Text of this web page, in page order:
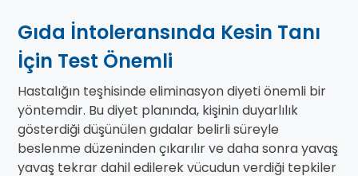
Gıda İntoleransında Kesin Tanı
İçin Test Önemli
Hastalığın teşhisinde eliminasyon diyeti önemli bir
yöntemdir. Bu diyet planında, kişinin duyarlılık
gösterdiği düşünülen gıdalar belirli süreyle
beslenme düzeninden çıkarılır ve daha sonra yavaş
yavaş tekrar dahil edilerek vücudun verdiği tepkiler